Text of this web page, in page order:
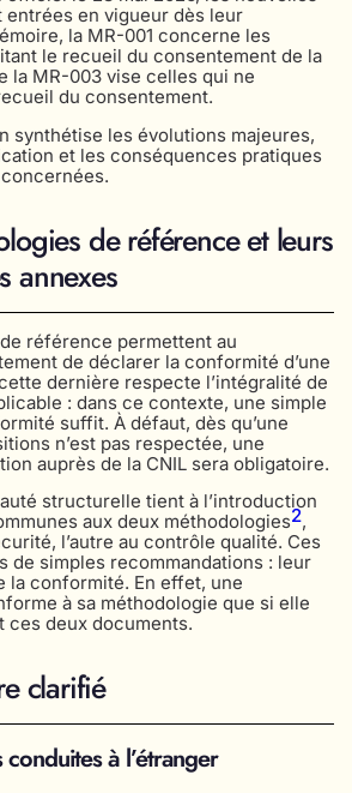
entrées en vigueur dès leur
la MR-001 concerne les
le recueil du consentement de la
la MR-003 vise celles qui ne
du consentement.
synthétise les évolutions majeures,
et les conséquences pratiques
de référence et leurs
annexes
référence permettent au
de déclarer la conformité d’une
dernière respecte l’intégralité de
: dans ce contexte, une simple
suffit. À défaut, dès qu’une
n’est pas respectée, une
auprès de la CNIL sera obligatoire.
structurelle tient à l’introduction
aux deux méthodologies2,
l’autre au contrôle qualité. Ces
de simples recommandations : leur
la conformité. En effet, une
à sa méthodologie que si elle
ces deux documents.
clarifié
à l’étranger